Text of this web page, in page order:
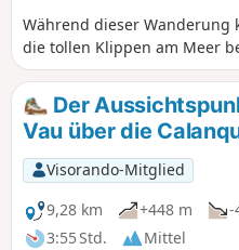
Während dieser Wanderung
die tollen Klippen am Meer
Der
Vau über die
Visorando-Mitglied
9,28 km
+448 m
-
3:55 Std.
Mittel